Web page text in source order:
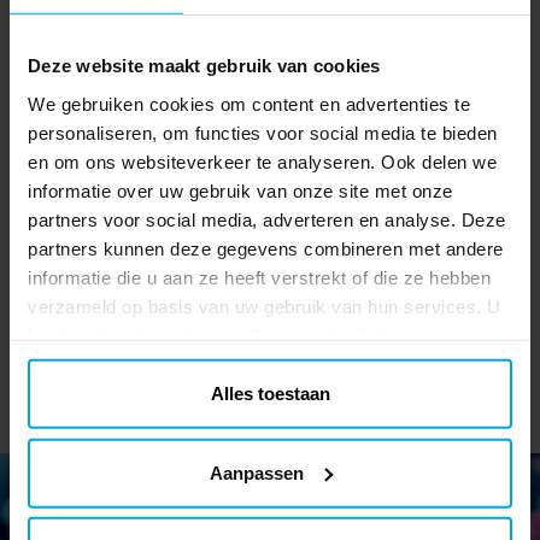
Deze website maakt gebruik van cookies
We gebruiken cookies om content en advertenties te
personaliseren, om functies voor social media te bieden
en om ons websiteverkeer te analyseren. Ook delen we
informatie over uw gebruik van onze site met onze
partners voor social media, adverteren en analyse. Deze
partners kunnen deze gegevens combineren met andere
informatie die u aan ze heeft verstrekt of die ze hebben
verzameld op basis van uw gebruik van hun services. U
Alles toestaan
Aanpassen
Super Mario Gummen 4
stuks
Prijs € 3,90
TOEVOEGEN
Gabby's Dollhouse
Diadeem, Armband &
Halsketting 3 stuks
Prijs € 9,90
TOEVOEGEN